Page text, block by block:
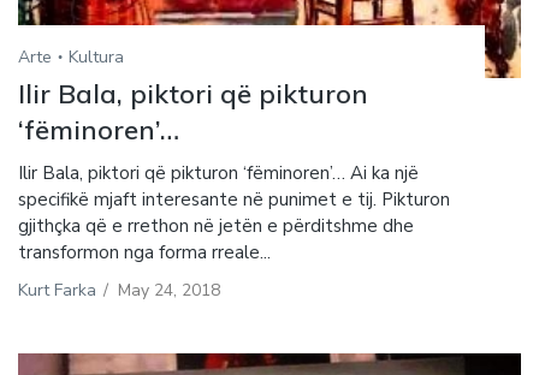
Arte Kultura
Ilir Bala, piktori që pikturon
‘fëminoren’…
Ilir Bala, piktori që pikturon ‘fëminoren’… Ai ka një
specifikë mjaft interesante në punimet e tij. Pikturon
gjithçka që e rrethon në jetën e përditshme dhe
transformon nga forma rreale...
Kurt Farka / May 24, 2018